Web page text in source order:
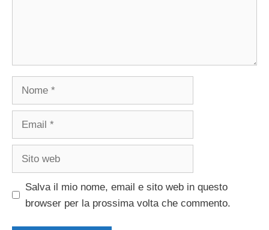
Salva il mio nome, email e sito web in questo
browser per la prossima volta che commento.